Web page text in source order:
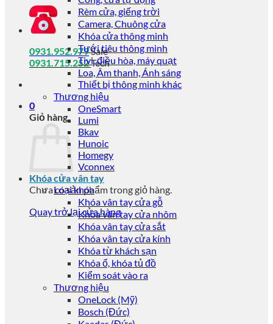
0931.952.979Sale
0931.715.252Tech
0
Giỏ hàng
Chưa có sản phẩm trong giỏ hàng.
Quay trở lại cửa hàng
Rèm cửa, giếng trời
Camera, Chuông cửa
Khóa cửa thông minh
Tưới tiêu thông minh
Tivi, điều hòa, máy quạt
Loa, Âm thanh, Ánh sáng
Thiết bị thông minh khác
Thương hiệu
OneSmart
Lumi
Bkav
Hunoic
Homegy
Vconnex
Khóa cửa vân tay
Loại khóa
Khóa vân tay cửa gỗ
Khóa vân tay cửa nhôm
Khóa vân tay cửa sắt
Khóa vân tay cửa kính
Khóa từ khách sạn
Khóa ổ, khóa tủ đồ
Kiểm soát vào ra
Thương hiệu
OneLock (Mỹ)
Bosch (Đức)